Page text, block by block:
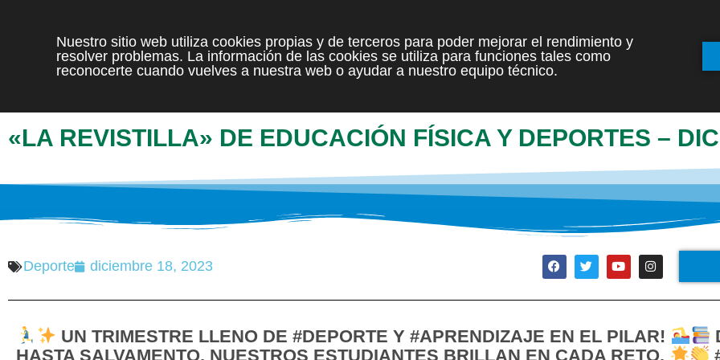
INICIO
«LA REVISTILLA» DE EDUCACIÓN FÍSICA Y DEPORTES –
Deporte diciembre 18, 2023
UN TRIMESTRE LLENO DE #DEPORTE Y #APRENDIZAJE EN EL PILAR!
HASTA SALVAMENTO, NUESTROS ESTUDIANTES BRILLAN EN CADA RETO.
Nuestro sitio web utiliza cookies propias y de terceros para poder mejorar el rendimiento y
resolver problemas. La información de las cookies se utiliza para funciones tales como
reconocerte cuando vuelves a nuestra web o ayudar a nuestro equipo técnico.